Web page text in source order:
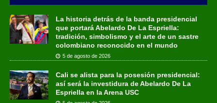
La historia detrás de la banda presidencial
que portará Abelardo De La Espriella:
tradición, simbolismo y el arte de un sastre
colombiano reconocido en el mundo
5 de agosto de 2026
Cali se alista para la posesión presidencial:
así será la investidura de Abelardo De La
Espriella en la Arena USC